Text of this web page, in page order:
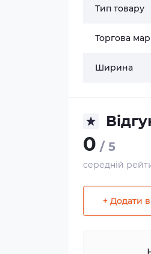
Тип товару
Торгова
Ширина
0 / 5
середній
+ Додати